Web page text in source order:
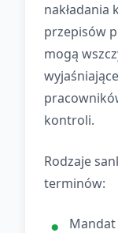
nakładania
przepisów
mogą
kontroli.
Rodzaje
terminów: